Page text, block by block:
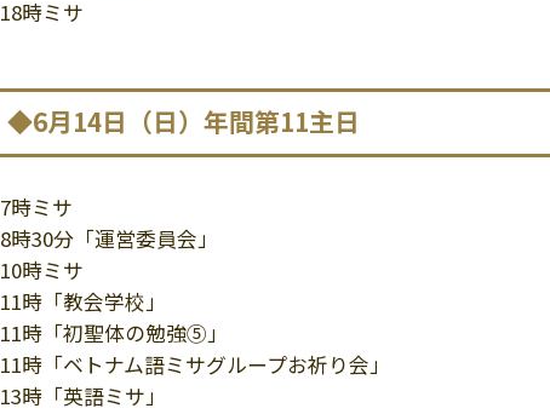
18時ミサ
◆6月14日（日）年間第11主日
7時ミサ
8時30分「運営委員会」
10時ミサ
11時「教会学校」
11時「初聖体の勉強⑤」
11時「ベトナム語ミサグループお祈り会」
13時「英語ミサ」